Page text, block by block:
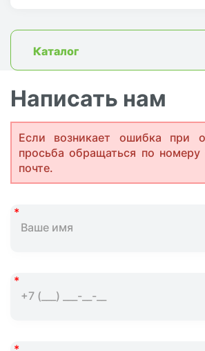
Каталог
Написать нам
Если возникает ошибка при
просьба обращаться по
почте.